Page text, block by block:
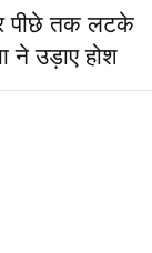
पीछे तक लटके
ने उड़ाए होश